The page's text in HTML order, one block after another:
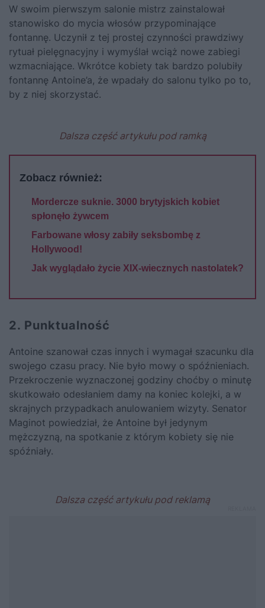
W swoim pierwszym salonie mistrz zainstalował
stanowisko do mycia włosów przypominające
fontannę. Uczynił z tej prostej czynności prawdziwy
rytuał pielęgnacyjny i wymyślał wciąż nowe zabiegi
wzmacniające. Wkrótce kobiety tak bardzo polubiły
fontannę Antoine’a, że wpadały do salonu tylko po to,
by z niej skorzystać.
Dalsza część artykułu pod ramką
Zobacz również:
Mordercze suknie. 3000 brytyjskich kobiet
spłonęło żywcem
Farbowane włosy zabiły seksbombę z
Hollywood!
Jak wyglądało życie XIX-wiecznych nastolatek?
2. Punktualność
Antoine szanował czas innych i wymagał szacunku dla
swojego czasu pracy. Nie było mowy o spóźnieniach.
Przekroczenie wyznaczonej godziny choćby o minutę
skutkowało odesłaniem damy na koniec kolejki, a w
skrajnych przypadkach anulowaniem wizyty. Senator
Maginot powiedział, że Antoine był jedynym
mężczyzną, na spotkanie z którym kobiety się nie
spóźniały.